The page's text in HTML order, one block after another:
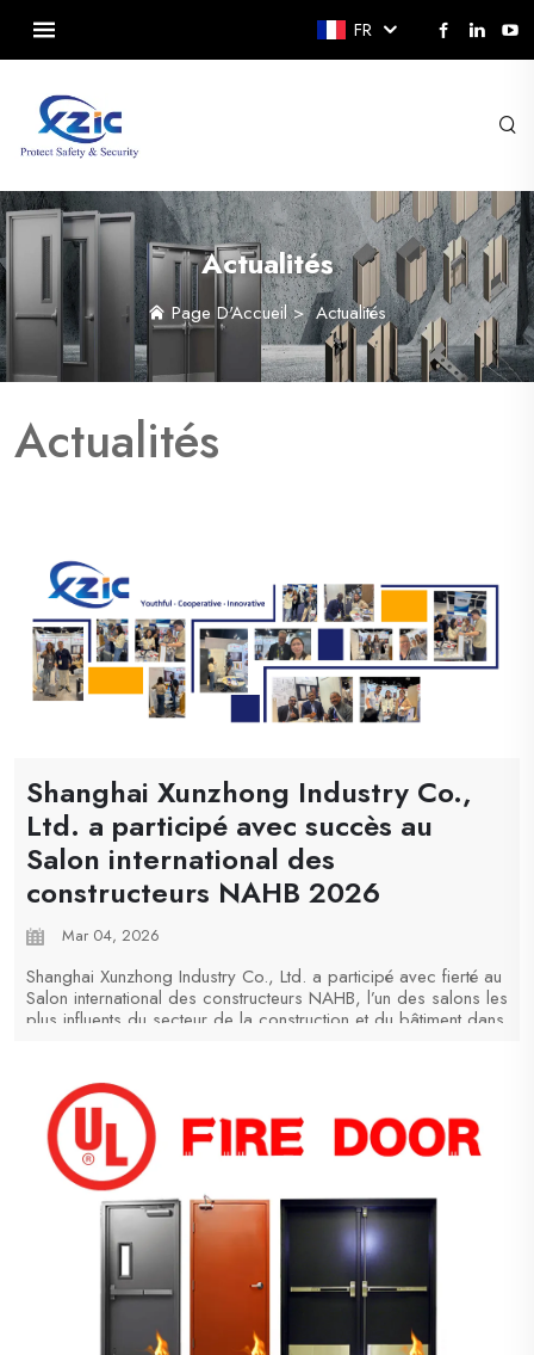
FR
Actualités
Page D'Accueil>Actualités
Actualités
Shanghai Xunzhong Industry Co.,
Ltd. a participé avec succès au
Salon international des
constructeurs NAHB 2026
Mar 04, 2026
Shanghai Xunzhong Industry Co., Ltd. a participé avec fierté au
Salon international des constructeurs NAHB, l’un des salons les
plus influents du secteur de la construction et du bâtiment dans